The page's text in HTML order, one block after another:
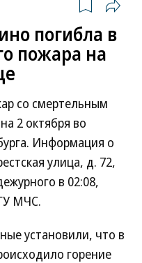
погибла в
пожара на
со смертельным
2 октября во
Информация о
улица, д. 72,
в 02:08,
МЧС.
установили, что в
горение